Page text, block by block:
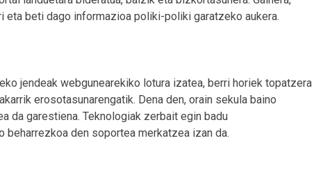
eta beti dago informazioa poliki-poliki garatzeko aukera.
jendeak webgunearekiko lotura izatea, berri horiek topatzera
erosotasunarengatik. Dena den, orain sekula baino
da garestiena. Teknologiak zerbait egin badu
beharrezkoa den soportea merkatzea izan da.